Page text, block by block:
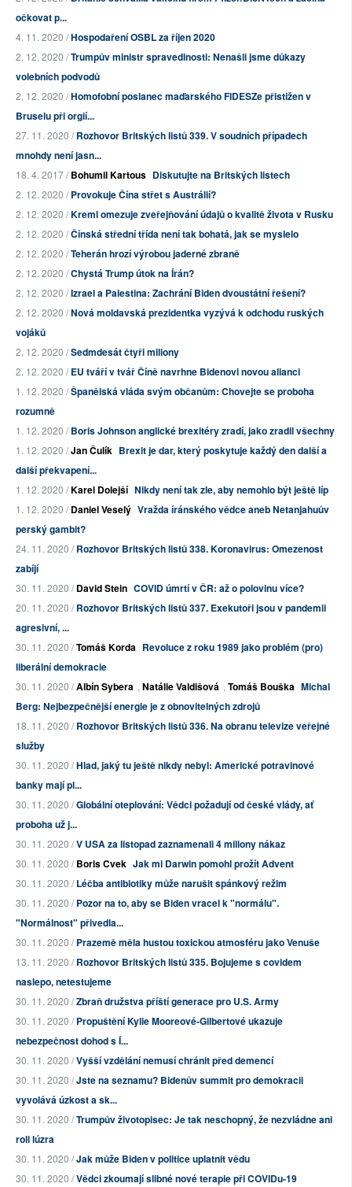
očkovat p...
4. 11. 2020 /Hospodaření OSBL za říjen 2020
2. 12. 2020 /Trumpův ministr spravedlnosti: Nenašli jsme důkazy
volebních podvodů
2. 12. 2020 /Homofobní poslanec maďarského FIDESZe přistižen v
Bruselu při orgií...
27. 11. 2020 /Rozhovor Britských listů 339. V soudních případech
mnohdy není jasn...
18. 4. 2017 /Bohumil Kartous Diskutujte na Britských listech
2. 12. 2020 /Provokuje Čína střet s Austrálií?
2. 12. 2020 /Kreml omezuje zveřejňování údajů o kvalitě života v Rusku
2. 12. 2020 /Čínská střední třída není tak bohatá, jak se myslelo
2. 12. 2020 /Teherán hrozí výrobou jaderné zbraně
2. 12. 2020 /Chystá Trump útok na Írán?
2. 12. 2020 /Izrael a Palestina: Zachrání Biden dvoustátní řešení?
2. 12. 2020 /Nová moldavská prezidentka vyzývá k odchodu ruských
vojáků
2. 12. 2020 /Sedmdesát čtyři miliony
2. 12. 2020 /EU tváří v tvář Číně navrhne Bidenovi novou alianci
1. 12. 2020 /Španělská vláda svým občanům: Chovejte se proboha
rozumně
1. 12. 2020 /Boris Johnson anglické brexitéry zradí, jako zradil všechny
1. 12. 2020 /Jan Čulík Brexit je dar, který poskytuje každý den další a
další překvapení...
1. 12. 2020 /Karel Dolejší Nikdy není tak zle, aby nemohlo být ještě líp
1. 12. 2020 /Daniel Veselý Vražda íránského vědce aneb Netanjahuův
perský gambit?
24. 11. 2020 /Rozhovor Britských listů 338. Koronavirus: Omezenost
zabíjí
30. 11. 2020 /David Stein COVID úmrtí v ČR: až o polovinu více?
20. 11. 2020 /Rozhovor Britských listů 337. Exekutoři jsou v pandemii
agresivní, ...
30. 11. 2020 /Tomáš Korda Revoluce z roku 1989 jako problém (pro)
liberální demokracie
30. 11. 2020 /Albín Sybera , Natálie Valdišová , Tomáš Bouška Michal
Berg: Nejbezpečnější energie je z obnovitelných zdrojů
18. 11. 2020 /Rozhovor Britských listů 336. Na obranu televize veřejné
služby
30. 11. 2020 /Hlad, jaký tu ještě nikdy nebyl: Americké potravinové
banky mají pl...
30. 11. 2020 /Globální oteplování: Vědci požadují od české vlády, ať
proboha už j...
30. 11. 2020 /V USA za listopad zaznamenali 4 miliony nákaz
30. 11. 2020 /Boris Cvek Jak mi Darwin pomohl prožít Advent
30. 11. 2020 /Léčba antibiotiky může narušit spánkový režim
30. 11. 2020 /Pozor na to, aby se Biden vracel k "normálu".
"Normálnost" přivedla...
30. 11. 2020 /Prazemě měla hustou toxickou atmosféru jako Venuše
13. 11. 2020 /Rozhovor Britských listů 335. Bojujeme s covidem
naslepo, netestujeme
30. 11. 2020 /Zbraň družstva příští generace pro U.S. Army
30. 11. 2020 /Propuštění Kylie Mooreové-Gilbertové ukazuje
nebezpečnost dohod s Í...
30. 11. 2020 /Vyšší vzdělání nemusí chránit před demencí
30. 11. 2020 /Jste na seznamu? Bidenův summit pro demokracii
vyvolává úzkost a sk...
30. 11. 2020 /Trumpův životopisec: Je tak neschopný, že nezvládne ani
roli lúzra
30. 11. 2020 /Jak může Biden v politice uplatnit vědu
30. 11. 2020 /Vědci zkoumají slibné nové terapie při COVIDu-19